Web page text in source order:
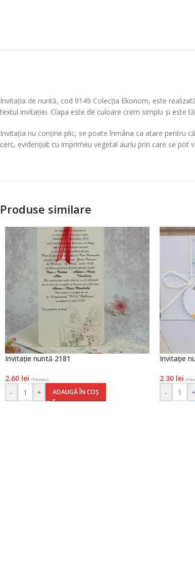
Invitația de nuntă, cod 9149 Colecția Ekonom, este
textul invitației. Clapa este de culoare crem simplu și este
Invitația nu conține plic, se poate înmâna ca atare pentru
cerc, evidențiat cu imprimeu vegetal auriu prin care se pot
Produse similare
Invitație nuntă 2181
2.60 lei (TVA inclus)
- + ADAUGĂ ÎN COȘ
Invitație
2.30 lei (TVA
- +